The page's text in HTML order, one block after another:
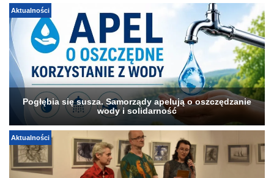
Aktualności
Pogłębia się susza. Samorządy apelują o oszczędzanie
wody i solidarność
Aktualności